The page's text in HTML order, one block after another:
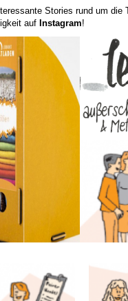
Stories rund um die
auf Instagram!